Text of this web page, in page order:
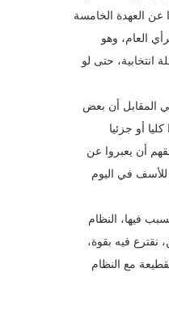
عن العهدة الخامسة
العام، وهو
حتى لو
المقابل أن بعض
أو جزئيا
أن يعبروا عن
في اليوم
فيها، النظام
نقترع فيه بقوة،
مع النظام